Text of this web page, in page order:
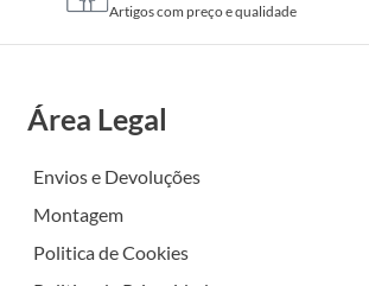
Artigos com preço e qualidade
Área Legal
Envios e Devoluções
Montagem
Politica de Cookies